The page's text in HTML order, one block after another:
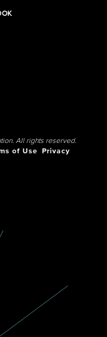
All rights reserved.
of Use
Privacy